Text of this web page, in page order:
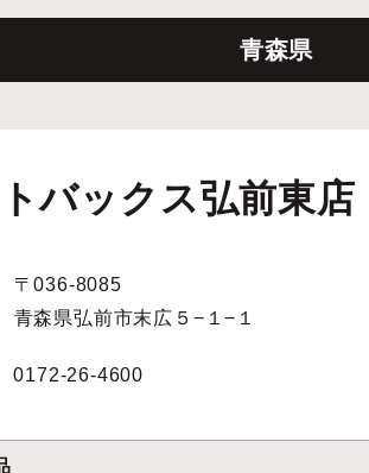
青森県
バックス弘前東店
〒036-8085
青森県弘前市末広５−１−１
0172-26-4600